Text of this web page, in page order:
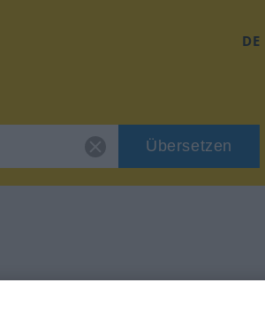
DE
Übersetzen